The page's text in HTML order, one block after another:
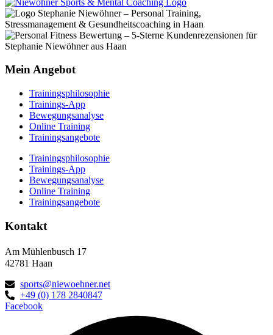
Mein Angebot
Trainingsphilosophie
Trainings-App
Bewegungsanalyse
Online Training
Trainingsangebote
Trainingsphilosophie
Trainings-App
Bewegungsanalyse
Online Training
Trainingsangebote
Kontakt
Am Mühlenbusch 17
42781 Haan
sports@niewoehner.net
+49 (0) 178 2840847
Facebook